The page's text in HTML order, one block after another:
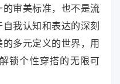
审美标准，也不是流
我认知和表达的深刻
多元定义的世界，用
锁个性穿搭的无限可